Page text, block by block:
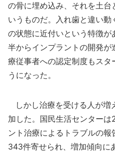
の骨に埋め込み、それを土台
いうものだ。入れ歯と違い
の状態に近付いという特徴
半からインプラントの開発
療従事者への認定制度もスタ
うになった。
しかし治療を受ける人が増
加した。国民生活センターは
ント治療によるトラブルの
343件寄せられ、増加傾向に